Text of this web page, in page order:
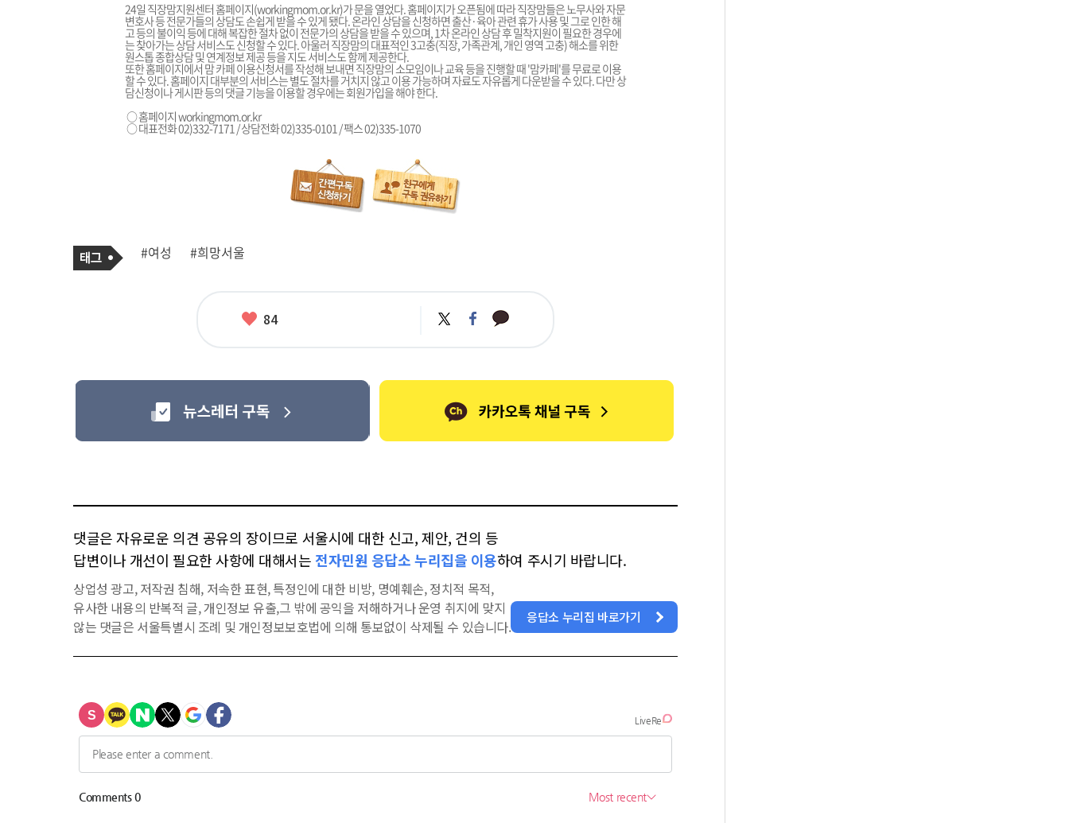
24일 직장맘지원센터 홈페이지(workingmom.or.kr)가 문을 열었다. 홈페이지가 오픈됨에 따라 직장맘들은 노무사와 자문
변호사 등 전문가들의 상담도 손쉽게 받을 수 있게 됐다. 온라인 상담을 신청하면 출산·육아 관련 휴가 사용 및 그로 인한 해
고 등의 불이익 등에 대해 복잡한 절차 없이 전문가의 상담을 받을 수 있으며, 1차 온라인 상담 후 밀착지원이 필요한 경우에
는 찾아가는 상담 서비스도 신청할 수 있다. 아울러 직장맘의 대표적인 3고충(직장, 가족관계, 개인 영역 고충) 해소를 위한
원스톱 종합상담 및 연계정보 제공 등을 지도 서비스도 함께 제공한다.
또한 홈페이지에서 맘 카페 이용신청서를 작성해 보내면 직장맘의 소모임이나 교육 등을 진행할 때 '맘카페'를 무료로 이용
할 수 있다. 홈페이지 대부분의 서비스는 별도 절차를 거치지 않고 이용 가능하며 자료도 자유롭게 다운받을 수 있다. 다만 상
담신청이나 게시판 등의 댓글 기능을 이용할 경우에는 회원가입을 해야 한다.
○ 홈페이지workingmom.or.kr
○ 대표전화 02)332-7171 / 상담전화 02)335-0101 / 팩스 02)335-1070
사
태
그
#여성 #희망서울
좋
84 트
위
페
이
카
카
댓글은 자유로운 의견 공유의 장이므로 서울시에 대한 신고, 제안, 건의 등
답변이나 개선이 필요한 사항에 대해서는 전자민원 응답소 누리집을 이용하여 주시기 바랍니다.
상업성 광고, 저작권 침해, 저속한 표현, 특정인에 대한 비방, 명예훼손, 정치적 목적,
유사한 내용의 반복적 글, 개인정보 유출,그 밖에 공익을 저해하거나 운영 취지에 맞지
않는 댓글은 서울특별시 조례 및 개인정보보호법에 의해 통보없이 삭제될 수 있습니다.
응답소 누리집 바로가기